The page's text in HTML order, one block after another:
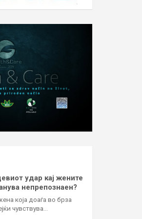
удар кај жените
непрепознаен?
која доаѓа во брза
чувствува…